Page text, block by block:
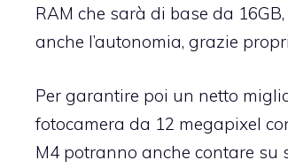
RAM che sarà di base da
anche l’autonomia, grazie
Per garantire poi un netto
fotocamera da 12 megapixel
M4 potranno anche contare su